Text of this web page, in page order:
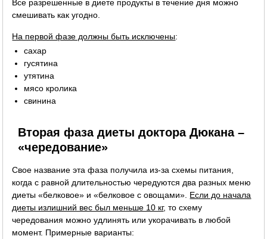
Все разрешенные в диете продукты в течение дня можно
смешивать как угодно.
На первой фазе должны быть исключены:
сахар
гусятина
утятина
мясо кролика
свинина
Вторая фаза диеты доктора Дюкана –
«чередование»
Свое название эта фаза получила из-за схемы питания,
когда с равной длительностью чередуются два разных меню
диеты «белковое» и «белковое с овощами». Если до начала
диеты излишний вес был меньше 10 кг, то схему
чередования можно удлинять или укорачивать в любой
момент. Примерные варианты: